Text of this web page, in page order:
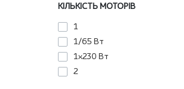
КІЛЬКІСТЬ МОТОРІВ
1
1/65 Вт
1х230 Вт
2